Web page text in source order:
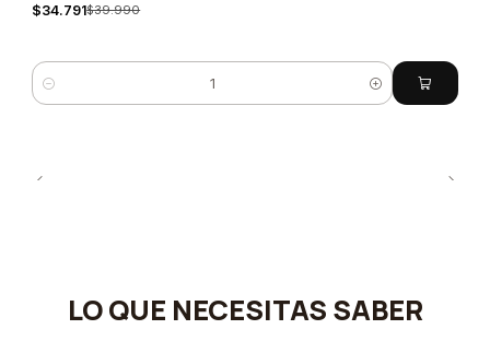
$34.791$39.990
Cantidad
LO QUE NECESITAS SABER